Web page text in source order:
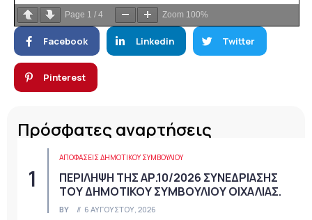
Page 1 / 4 Zoom 100%
Facebook Linkedin Twitter
Pinterest
Πρόσφατες αναρτήσεις
ΑΠΟΦΆΣΕΙΣ ΔΗΜΟΤΙΚΟΎ ΣΥΜΒΟΥΛΊΟΥ
ΠΕΡΙΛΗΨΗ ΤΗΣ ΑΡ.10/2026 ΣΥΝΕΔΡΙΑΣΗΣ
ΤΟΥ ΔΗΜΟΤΙΚΟΥ ΣΥΜΒΟΥΛΙΟΥ ΟΙΧΑΛΙΑΣ.
BY 6 ΑΥΓΟΎΣΤΟΥ, 2026